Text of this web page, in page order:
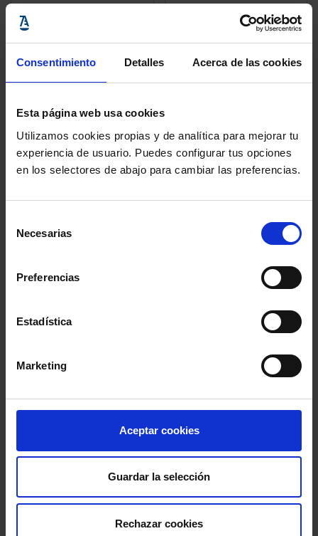
Consentimiento Detalles Acerca de las cookies
Esta página web usa cookies
Utilizamos cookies propias y de analítica para mejorar tu
experiencia de usuario. Puedes configurar tus opciones
en los selectores de abajo para cambiar las preferencias.
Necesarias
Preferencias
Estadística
Marketing
Aceptar cookies
Guardar la selección
Rechazar cookies
Jornada sobre
perspectiva de
género en los
tribunales en el
Palmas
+ info
V Curso de
Especializada en
Asistencia Jurídica
+ info
Etiquetas más usadas
Colegio de Abogados de Zaragoza Aula DDHH
Consejo General de la Abogacía Española
Fundación Abogacía Española